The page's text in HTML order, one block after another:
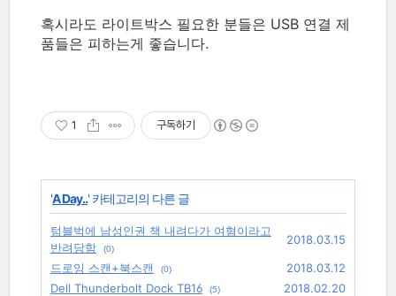
혹시라도 라이트박스 필요한 분들은 USB 연결 제
품들은 피하는게 좋습니다.
1 구독하기
'A Day..' 카테고리의 다른 글
텀블벅에 남성인권 책 내려다가 여혐이라고
반려당함
(0)
2018.03.15
드로잉 스캔+북스캔
(0)
2018.03.12
Dell Thunderbolt Dock TB16
(5)
2018.02.20